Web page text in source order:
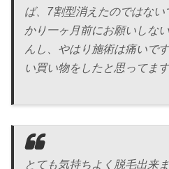
ば、7割型消えたのではな
かり一ヶ月前にお願いしな
んし、やはり施術は痛いで
い買い物をしたと思ってます
とても気持ちよく脱毛出来